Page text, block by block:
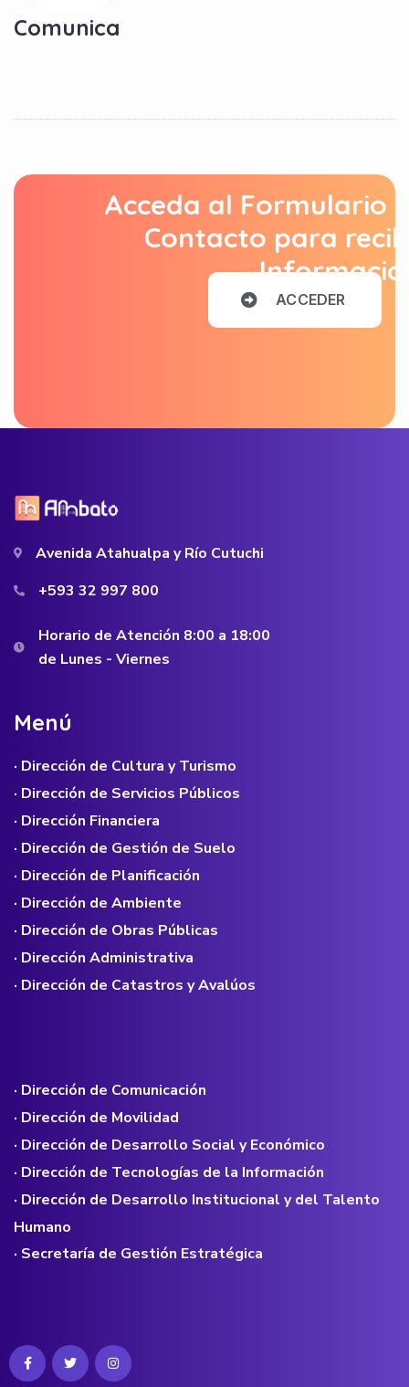
Comunica
Acceda al Formulario
Contacto para
ACCEDER
Avenida Atahualpa y Río Cutuchi
+593 32 997 800
Horario de Atención 8:00 a 18:00
de Lunes - Viernes
Menú
· Dirección de Cultura y Turismo
· Dirección de Servicios Públicos
· Dirección Financiera
· Dirección de Gestión de Suelo
· Dirección de Planificación
· Dirección de Ambiente
· Dirección de Obras Públicas
· Dirección Administrativa
· Dirección de Catastros y Avalúos
· Dirección de Comunicación
· Dirección de Movilidad
· Dirección de Desarrollo Social y Económico
· Dirección de Tecnologías de la Información
· Dirección de Desarrollo Institucional y del Talento
Humano
· Secretaría de Gestión Estratégica